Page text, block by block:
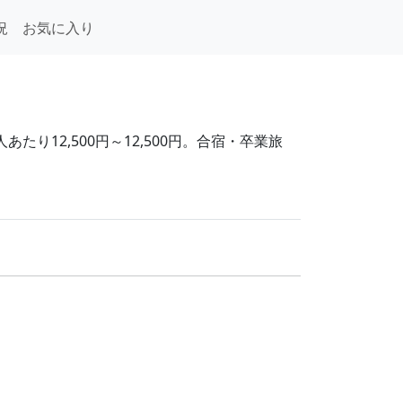
お気に入り
たり12,500円～12,500円。合宿・卒業旅